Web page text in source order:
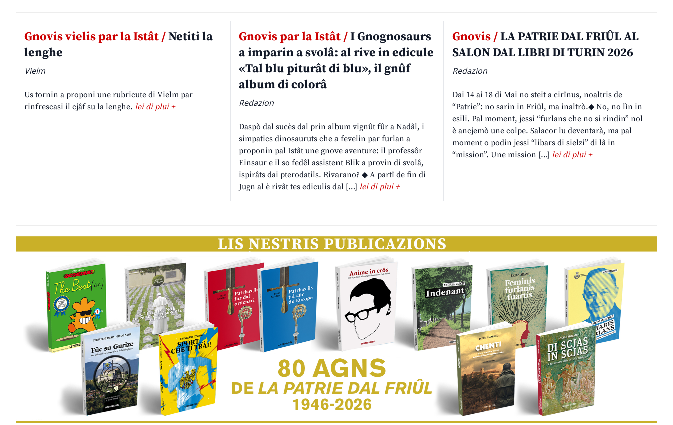
Gnovis vielis par la Istât /Netiti la
lenghe
Vielm
Us tornin a proponi une rubricute di Vielm par
rinfrescasi il cjâf su la lenghe. lei di plui +
Gnovis par la Istât /I Gnognosaurs
a imparin a svolâ: al rive in edicule
«Tal blu piturât di blu», il gnûf
album di colorâ
Redazion
Daspò dal sucès dal prin album vignût fûr a Nadâl, i
simpatics dinosauruts che a fevelin par furlan a
proponin pal Istât une gnove aventure: il professôr
Einsaur e il so fedêl assistent Blik a provin di svolâ,
ispirâts dai pterodatils. Rivarano? ◆ A partî de fin di
Jugn al è rivât tes ediculis dal […] lei di plui +
Gnovis /LA PATRIE DAL FRIÛL AL
SALON DAL LIBRI DI TURIN 2026
Redazion
Dai 14 ai 18 di Mai no steit a cirînus, noaltris de
“Patrie”: no sarin in Friûl, ma inaltrò.◆ No, no lìn in
esili. Pal moment, jessi “furlans che no si rindin” nol
è ancjemò une colpe. Salacor lu deventarà, ma pal
moment o podin jessi “libars di sielzi” di lâ in
“mission”. Une mission […]lei di plui +